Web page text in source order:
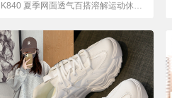
K840 夏季网面透气百搭溶解运动休闲板鞋老爹鞋女